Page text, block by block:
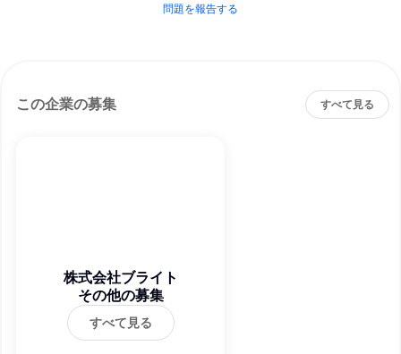
問題を報告する
この企業の募集 すべて見る
株式会社ブライト
その他の募集
すべて見る